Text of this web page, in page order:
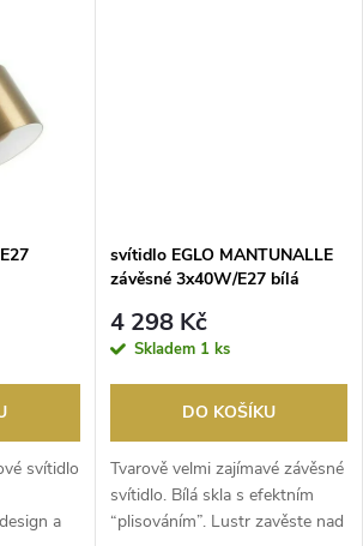
svítidlo
a
svítidlo EGLO MANTUNALLE
závěsné 3x40W/E27 bílá
4 298 Kč
Skladem 1 ks
DO KOŠÍKU
Tvarově velmi zajímavé závěsné
svítidlo. Bílá skla s efektním
“plisováním”. Lustr zavěste nad